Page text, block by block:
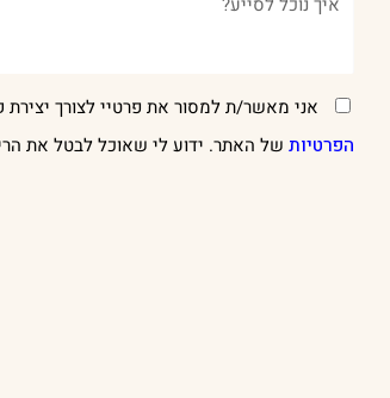
אני מאשר/ת למסור את פרטיי לצורך יצירת
הפרטיותשל האתר. ידוע לי שאוכל לבטל את